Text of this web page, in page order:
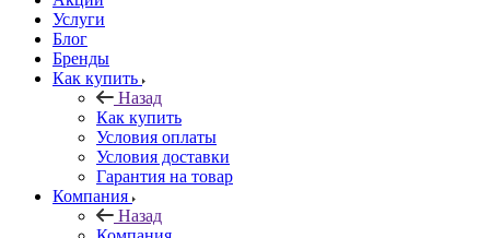
Услуги
Блог
Бренды
Как купить
Назад
Как купить
Условия оплаты
Условия доставки
Гарантия на товар
Компания
Назад